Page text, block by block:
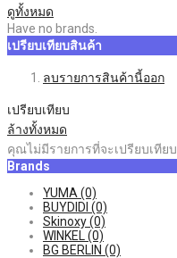
ดูทั้งหมด
Have no brands.
เปรียบเทียบสินค้า
ลบรายการสินค้านี้ออก
เปรียบเทียบ
ล้างทั้งหมด
คุณไม่มีรายการที่จะเปรียบเทียบ
Brands
YUMA (0)
BUYDIDI (0)
Skinoxy(0)
WINKEL (0)
BG BERLIN (0)